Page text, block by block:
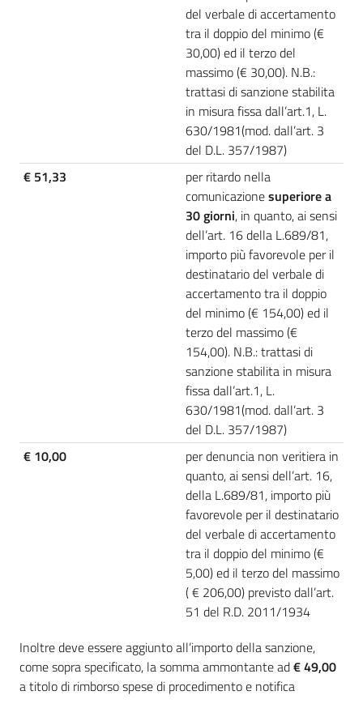
del verbale di accertamento
tra il doppio del minimo (€
30,00) ed il terzo del
massimo (€ 30,00). N.B.:
trattasi di sanzione stabilita
in misura fissa dall’art.1, L.
630/1981(mod. dall’art. 3
del D.L. 357/1987)
€ 51,33
per ritardo nella
comunicazionesuperiore a
30 giorni, in quanto, ai sensi
dell’art. 16 della L.689/81,
importo più favorevole per il
destinatario del verbale di
accertamento tra il doppio
del minimo (€ 154,00) ed il
terzo del massimo (€
154,00). N.B.: trattasi di
sanzione stabilita in misura
fissa dall’art.1, L.
630/1981(mod. dall’art. 3
del D.L. 357/1987)
€ 10,00
per denuncia non veritiera in
quanto, ai sensi dell’art. 16,
della L.689/81, importo più
favorevole per il destinatario
del verbale di accertamento
tra il doppio del minimo (€
5,00) ed il terzo del massimo
( € 206,00) previsto dall’art.
51 del R.D. 2011/1934
Inoltre deve essere aggiunto all’importo della sanzione,
come sopra specificato, la somma ammontante ad€ 49,00
a titolo di rimborso spese di procedimento e notifica